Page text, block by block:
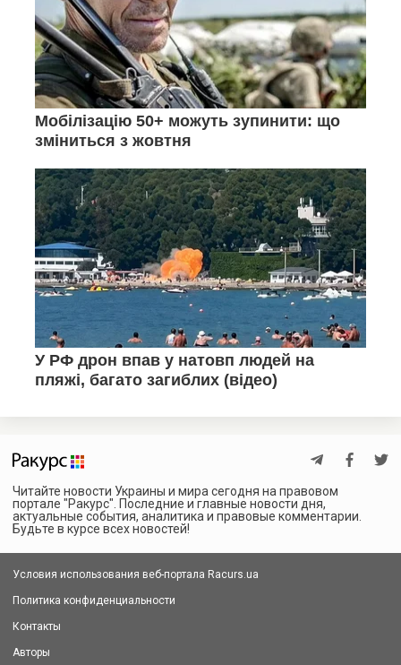
Читайте новости Украины и мира сегодня на правовом
портале "Ракурс". Последние и главные новости дня,
актуальные события, аналитика и правовые комментарии.
Будьте в курсе всех новостей!
Условия использования веб-портала Racurs.ua
Политика конфиденциальности
Контакты
Авторы